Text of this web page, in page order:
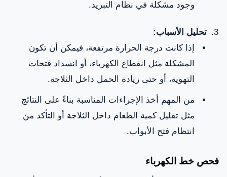
وجود مشكلة في نظام التبريد.
تحليل الأسباب:
إذا كانت درجة الحرارة مرتفعة، فيمكن أن تكون
المشكلة مثل انقطاع الكهرباء، أو انسداد فتحات
التهوية، أو حتى زيادة الحمل داخل الثلاجة.
من المهم أخذ الإجراءات المناسبة بناءً على النتائج
مثل تقليل كمية الطعام داخل الثلاجة أو التأكد من
انتظام فتح الأبواب.
فحص خط الكهرباء